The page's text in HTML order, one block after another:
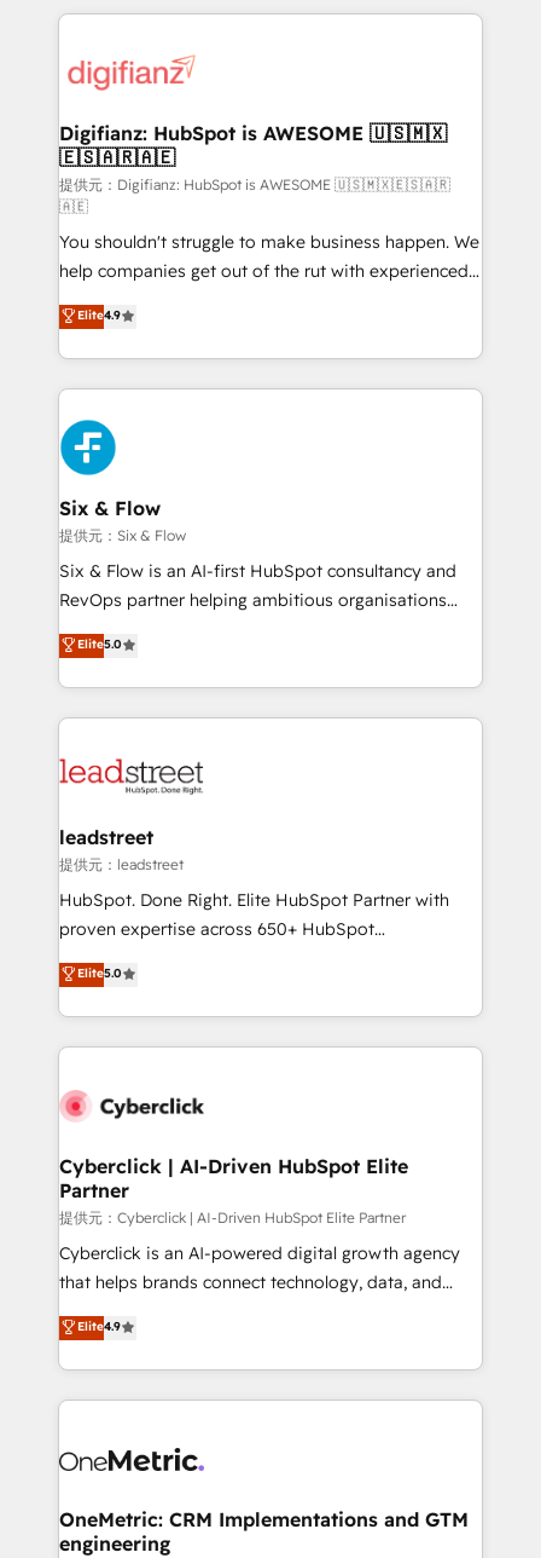
operations that are causing inefficiencies, improve
supercharge revenue operations Key services: • CRM
Transformation / Web Development • RevOps &
Sales Consulting • Marketing Automation What
makes us different? 🚀 Top 0.5% of global HubSpot
agencies ⚙️ The strongest technical ability and
integration capabilities 💼 Consultative, long-term
partners who will embed ourselves into your
business, processes and systems 🏢 We specialise in
working with mid-market and enterprise
organisations, global organisations and those with
complex use cases 🏆 CRM Implementation,
Platform Enablement, Custom Integration and
Onboarding Accredited 🔐 ISO27001 & ISO9001
Certified
Digifianz: HubSpot is AWESOME 🇺🇸🇲🇽
🇪🇸🇦🇷🇦🇪
提供元：Digifianz: HubSpot is AWESOME 🇺🇸🇲🇽🇪🇸🇦🇷
🇦🇪
You shouldn't struggle to make business happen. We
help companies get out of the rut with experienced,
process-oriented teams implementing HubSpot
Marketing, Sales, Service, CMS and Operations Hub,
so selling and actually engaging with your customers
feels easy and pain-free. We are a top ranked
HubSpot Elite Partner, winner of Rookie of the Year
and Customer First Awards, 4.9/5 rating in HubSpot
Reviews and 4.9/5 rating in Clutch Reviews. Digifianz
helps the following industries: logistics & 3PL, home
improvement & construction, branding and
commercialization, real estate, health, education,
SaaS, Software Dev & IT and consulting, make the
the United States, EU, UAE, Mexico and Latin
America. From casual user to super fan: make
Elite4.9
Six & Flow
提供元：Six & Flow
Six & Flow is an AI-first HubSpot consultancy and
RevOps partner helping ambitious organisations
grow with clarity, confidence, and intelligence.
Operating across the UK, Netherlands, Ireland, and
Canada, we’ve delivered thousands of successful
HubSpot projects for mid-market and enterprise
combine HubSpot, data, and AI to design connected
and technology for predictable, scalable revenue
growth. Our expertise spans RevOps, CRM and data
architecture, AI enablement, and strategic marketing,
delivered through our proprietary FLAIR framework
Partner and ISO 27001:2022 certified consultancy,
we blend strategy, creativity, and technology to help
Elite5.0
leadstreet
提供元：leadstreet
HubSpot. Done Right. Elite HubSpot Partner with
proven expertise across 650+ HubSpot
implementations. With 12+ years of HubSpot
experience, we help you use the HubSpot platform
to its fullest capacity, improve your current HubSpot
website, or build your new one.
Elite5.0
Cyberclick | AI-Driven HubSpot Elite
Partner
提供元：Cyberclick | AI-Driven HubSpot Elite Partner
Cyberclick is an AI-powered digital growth agency
that helps brands connect technology, data, and
creativity to achieve measurable results. Founded in
Barcelona and operating across Spain, LATAM, and
the UK, we support global companies in building
smarter marketing, sales, and customer success
Iberia (Spain & Portugal), we combine human insight
growth. Our multidisciplinary team designs solutions
that simplify complexity, boost performance, and
Elite4.9
OneMetric: CRM Implementations and GTM
engineering